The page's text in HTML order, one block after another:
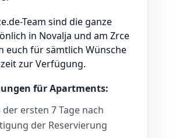
Team sind die ganze
in Novalja und am Zrce
euch für sämtlich Wünsche
zur Verfügung.
für Apartments:
ersten 7 Tage nach
der Reservierung